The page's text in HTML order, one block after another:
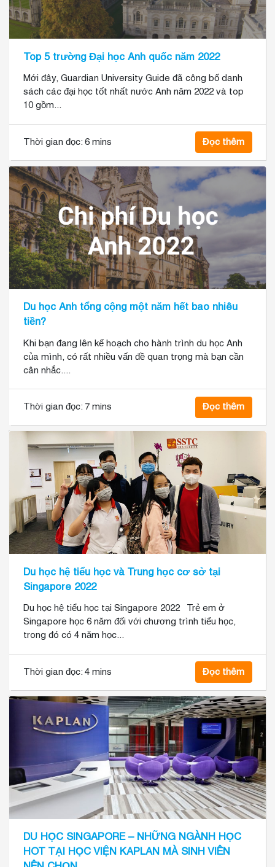
Top 5 trường Đại học Anh quốc năm 2022
Mới đây, Guardian University Guide đã công bố danh
sách các đại học tốt nhất nước Anh năm 2022 và top
10 gồm...
Thời gian đọc: 6 mins Đọc thêm
Du học Anh tổng cộng một năm hết bao nhiêu
tiền?
Khi bạn đang lên kế hoạch cho hành trình du học Anh
của mình, có rất nhiều vấn đề quan trọng mà bạn cần
cân nhắc....
Thời gian đọc: 7 mins Đọc thêm
Du học hệ tiểu học và Trung học cơ sở tại
Singapore 2022
Du học hệ tiểu học tại Singapore 2022 Trẻ em ở
Singapore học 6 năm đối với chương trình tiểu học,
trong đó có 4 năm học...
Thời gian đọc: 4 mins Đọc thêm
DU HỌC SINGAPORE – NHỮNG NGÀNH HỌC
HOT TẠI HỌC VIỆN KAPLAN MÀ SINH VIÊN